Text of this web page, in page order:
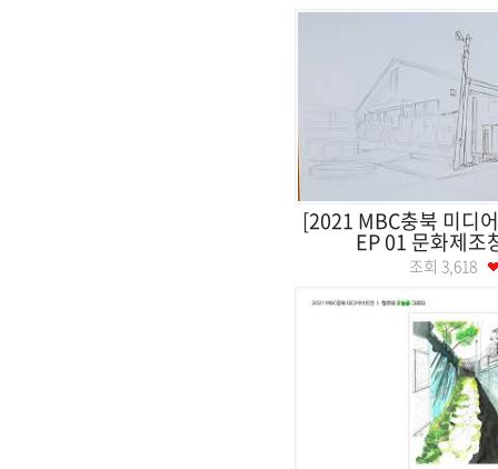
[2021 MBC충북 미디
EP 01 문화제조
조회 3,618